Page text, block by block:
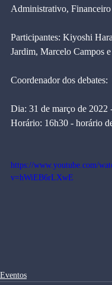
Administrativo,
Participantes: Kiyoshi
Jardim, Marcelo Campos
Coordenador dos
Dia: 31 de março de 2022
Horário: 16h30 - horário
https://www.youtube.com/
v=hWiEB6rLXwE
Eventos